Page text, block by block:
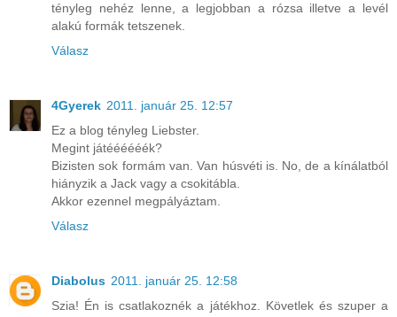
tényleg nehéz lenne, a legjobban a rózsa illetve a levél
alakú formák tetszenek.
Válasz
4Gyerek 2011. január 25. 12:57
Ez a blog tényleg Liebster.
Megint játéééééék?
Bizisten sok formám van. Van húsvéti is. No, de a kínálatból
hiányzik a Jack vagy a csokitábla.
Akkor ezennel megpályáztam.
Válasz
Diabolus 2011. január 25. 12:58
Szia! Én is csatlakoznék a játékhoz. Követlek és szuper a